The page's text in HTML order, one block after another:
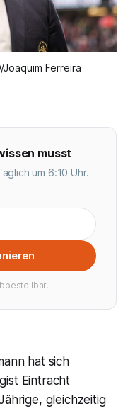
Ferreira
musst
um 6:10 Uhr.
hat sich
Eintracht
gleichzeitig